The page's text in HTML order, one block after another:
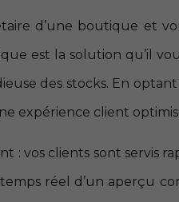
d’une boutique et
est la solution qu’il
des stocks. En
expérience client
: vos clients sont servis
réel d’un aperçu